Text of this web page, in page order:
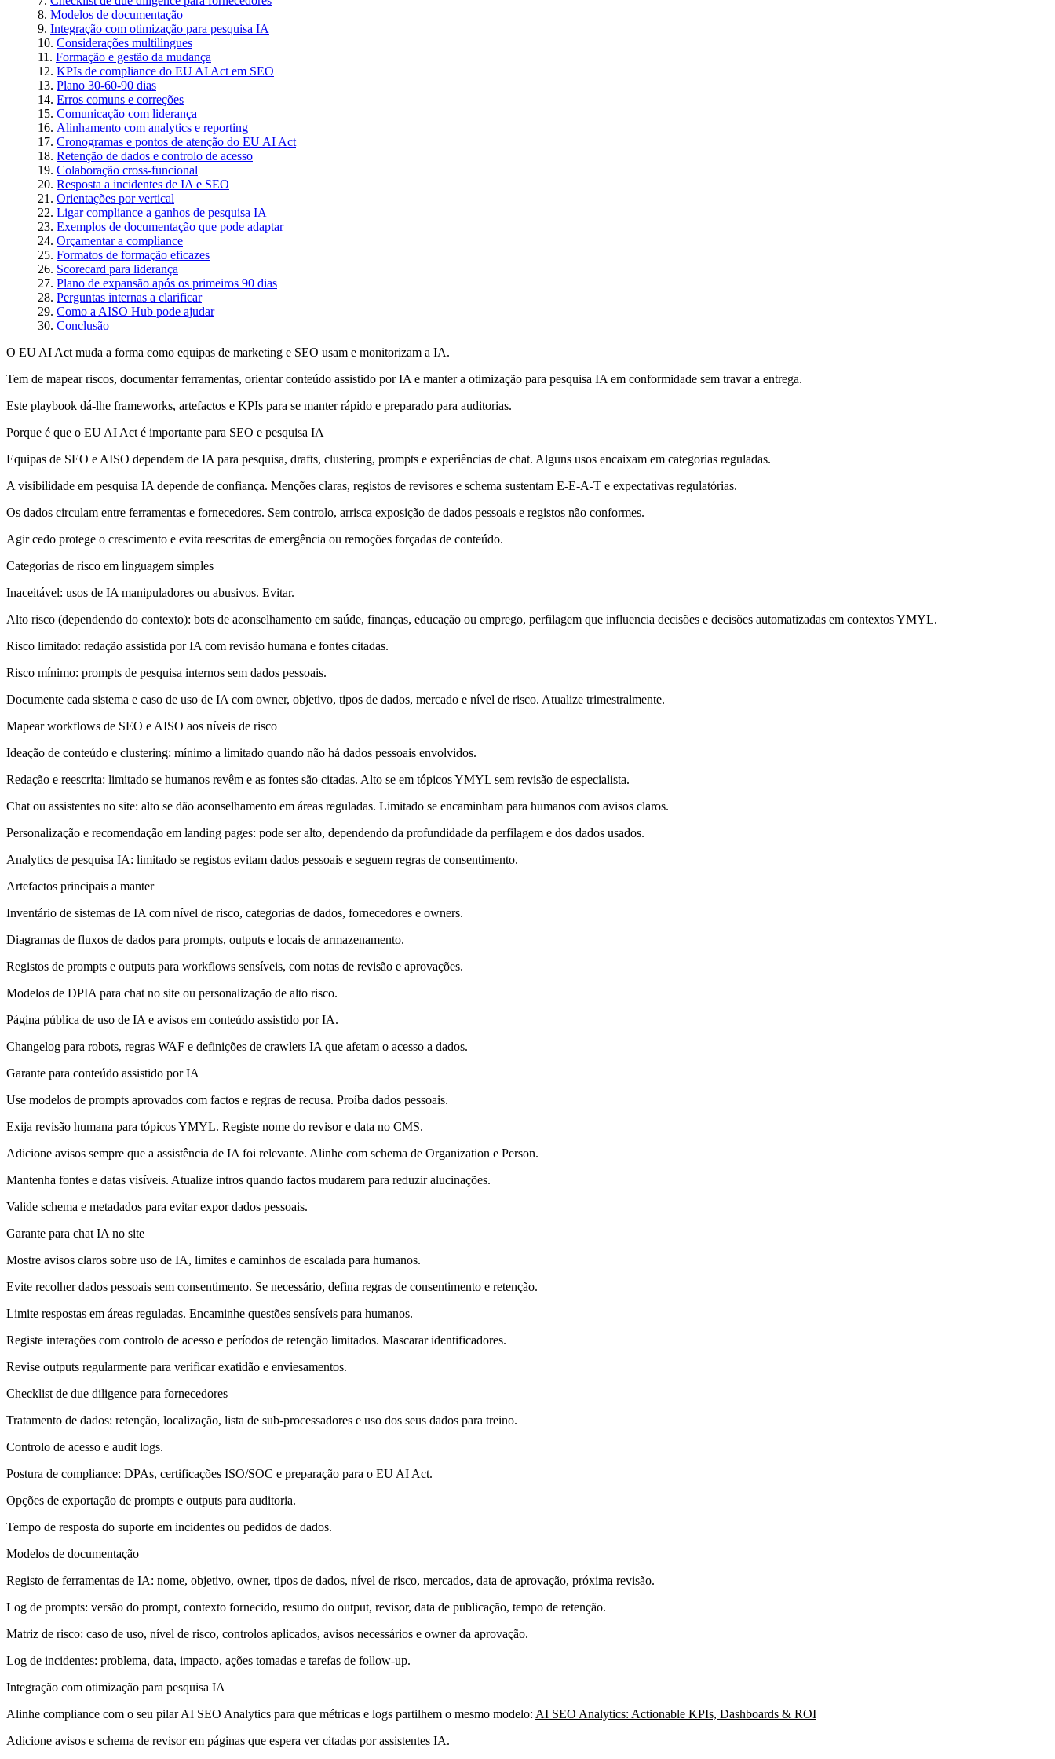
Modelos de documentação
Integração com otimização para pesquisa IA
Considerações multilingues
Formação e gestão da mudança
KPIs de compliance do EU AI Act em SEO
Plano 30-60-90 dias
Erros comuns e correções
Comunicação com liderança
Alinhamento com analytics e reporting
Cronogramas e pontos de atenção do EU AI Act
Retenção de dados e controlo de acesso
Colaboração cross-funcional
Resposta a incidentes de IA e SEO
Orientações por vertical
Ligar compliance a ganhos de pesquisa IA
Exemplos de documentação que pode adaptar
Orçamentar a compliance
Formatos de formação eficazes
Scorecard para liderança
Plano de expansão após os primeiros 90 dias
Perguntas internas a clarificar
Como a AISO Hub pode ajudar
Conclusão
O EU AI Act muda a forma como equipas de marketing e SEO usam e monitorizam a IA.
Tem de mapear riscos, documentar ferramentas, orientar conteúdo assistido por IA e manter a otimização para pesquisa IA em conformidade sem travar a entrega.
Este playbook dá-lhe frameworks, artefactos e KPIs para se manter rápido e preparado para auditorias.
Porque é que o EU AI Act é importante para SEO e pesquisa IA
Equipas de SEO e AISO dependem de IA para pesquisa, drafts, clustering, prompts e experiências de chat. Alguns usos encaixam em categorias reguladas.
A visibilidade em pesquisa IA depende de confiança. Menções claras, registos de revisores e schema sustentam E-E-A-T e expectativas regulatórias.
Os dados circulam entre ferramentas e fornecedores. Sem controlo, arrisca exposição de dados pessoais e registos não conformes.
Agir cedo protege o crescimento e evita reescritas de emergência ou remoções forçadas de conteúdo.
Categorias de risco em linguagem simples
Inaceitável: usos de IA manipuladores ou abusivos. Evitar.
Alto risco (dependendo do contexto): bots de aconselhamento em saúde, finanças, educação ou emprego, perfilagem que influencia decisões e decisões automatizadas em contextos YMYL.
Risco limitado: redação assistida por IA com revisão humana e fontes citadas.
Risco mínimo: prompts de pesquisa internos sem dados pessoais.
Documente cada sistema e caso de uso de IA com owner, objetivo, tipos de dados, mercado e nível de risco. Atualize trimestralmente.
Mapear workflows de SEO e AISO aos níveis de risco
Ideação de conteúdo e clustering: mínimo a limitado quando não há dados pessoais envolvidos.
Redação e reescrita: limitado se humanos revêm e as fontes são citadas. Alto se em tópicos YMYL sem revisão de especialista.
Chat ou assistentes no site: alto se dão aconselhamento em áreas reguladas. Limitado se encaminham para humanos com avisos claros.
Personalização e recomendação em landing pages: pode ser alto, dependendo da profundidade da perfilagem e dos dados usados.
Analytics de pesquisa IA: limitado se registos evitam dados pessoais e seguem regras de consentimento.
Artefactos principais a manter
Inventário de sistemas de IA com nível de risco, categorias de dados, fornecedores e owners.
Diagramas de fluxos de dados para prompts, outputs e locais de armazenamento.
Registos de prompts e outputs para workflows sensíveis, com notas de revisão e aprovações.
Modelos de DPIA para chat no site ou personalização de alto risco.
Página pública de uso de IA e avisos em conteúdo assistido por IA.
Changelog para robots, regras WAF e definições de crawlers IA que afetam o acesso a dados.
Garante para conteúdo assistido por IA
Use modelos de prompts aprovados com factos e regras de recusa. Proíba dados pessoais.
Exija revisão humana para tópicos YMYL. Registe nome do revisor e data no CMS.
Adicione avisos sempre que a assistência de IA foi relevante. Alinhe com schema de Organization e Person.
Mantenha fontes e datas visíveis. Atualize intros quando factos mudarem para reduzir alucinações.
Valide schema e metadados para evitar expor dados pessoais.
Garante para chat IA no site
Mostre avisos claros sobre uso de IA, limites e caminhos de escalada para humanos.
Evite recolher dados pessoais sem consentimento. Se necessário, defina regras de consentimento e retenção.
Limite respostas em áreas reguladas. Encaminhe questões sensíveis para humanos.
Registe interações com controlo de acesso e períodos de retenção limitados. Mascarar identificadores.
Revise outputs regularmente para verificar exatidão e enviesamentos.
Checklist de due diligence para fornecedores
Tratamento de dados: retenção, localização, lista de sub-processadores e uso dos seus dados para treino.
Controlo de acesso e audit logs.
Postura de compliance: DPAs, certificações ISO/SOC e preparação para o EU AI Act.
Opções de exportação de prompts e outputs para auditoria.
Tempo de resposta do suporte em incidentes ou pedidos de dados.
Modelos de documentação
Registo de ferramentas de IA: nome, objetivo, owner, tipos de dados, nível de risco, mercados, data de aprovação, próxima revisão.
Log de prompts: versão do prompt, contexto fornecido, resumo do output, revisor, data de publicação, tempo de retenção.
Matriz de risco: caso de uso, nível de risco, controlos aplicados, avisos necessários e owner da aprovação.
Log de incidentes: problema, data, impacto, ações tomadas e tarefas de follow-up.
Integração com otimização para pesquisa IA
Alinhe compliance com o seu pilar AI SEO Analytics para que métricas e logs partilhem o mesmo modelo: AI SEO Analytics: Actionable KPIs, Dashboards & ROI
Adicione avisos e schema de revisor em páginas que espera ver citadas por assistentes IA.